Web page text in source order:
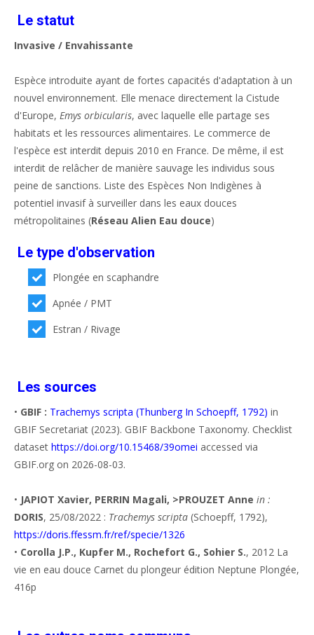
Le statut
Invasive / Envahissante
Espèce introduite ayant de fortes capacités d'adaptation à un
nouvel environnement. Elle menace directement la Cistude
d'Europe, Emys orbicularis, avec laquelle elle partage ses
habitats et les ressources alimentaires. Le commerce de
l'espèce est interdit depuis 2010 en France. De même, il est
interdit de relâcher de manière sauvage les individus sous
peine de sanctions. Liste des Espèces Non Indigènes à
potentiel invasif à surveiller dans les eaux douces
métropolitaines (Réseau Alien Eau douce)
Le type d'observation
Plongée en scaphandre
Apnée / PMT
Estran / Rivage
Les sources
• GBIF : Trachemys scripta (Thunberg In Schoepff, 1792) in
GBIF Secretariat (2023). GBIF Backbone Taxonomy. Checklist
dataset https://doi.org/10.15468/39omei accessed via
GBIF.org on 2026-08-03.
• JAPIOT Xavier, PERRIN Magali, >PROUZET Anne in :
DORIS, 25/08/2022 : Trachemys scripta (Schoepff, 1792),
https://doris.ffessm.fr/ref/specie/1326
• Corolla J.P., Kupfer M., Rochefort G., Sohier S., 2012 La
vie en eau douce Carnet du plongeur édition Neptune Plongée,
416p